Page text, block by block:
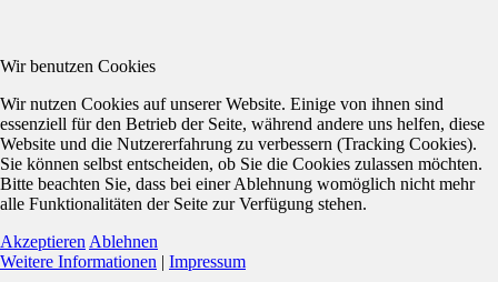
Wir benutzen Cookies
Wir nutzen Cookies auf unserer Website. Einige von ihnen sind
essenziell für den Betrieb der Seite, während andere uns helfen, diese
Website und die Nutzererfahrung zu verbessern (Tracking Cookies).
Sie können selbst entscheiden, ob Sie die Cookies zulassen möchten.
Bitte beachten Sie, dass bei einer Ablehnung womöglich nicht mehr
alle Funktionalitäten der Seite zur Verfügung stehen.
Akzeptieren Ablehnen
Weitere Informationen | Impressum